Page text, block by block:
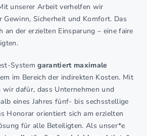
unserer Arbeit verhelfen wir
Gewinn, Sicherheit und Komfort. Das
an der erzielten Einsparung – eine faire
Systemgarantiert maximale
im Bereich der indirekten Kosten. Mit
dafür, dass Unternehmen und
eines Jahres fünf- bis sechsstellige
Honorar orientiert sich am erzielten
für alle Beteiligten. Als unser*e